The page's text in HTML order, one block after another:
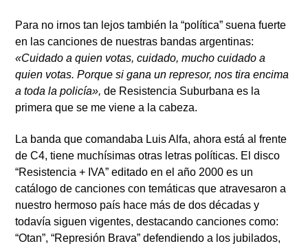
Para no irnos tan lejos también la “política” suena fuerte
en las canciones de nuestras bandas argentinas:
«Cuidado a quien votas, cuidado, mucho cuidado a
quien votas. Porque si gana un represor, nos tira encima
a toda la policía»,de Resistencia Suburbana es la
primera que se me viene a la cabeza.
La banda que comandaba Luis Alfa, ahora está al frente
de C4,tiene muchísimas otras letras políticas. El disco
“Resistencia + IVA” editado en el año 2000 es un
catálogo de canciones con temáticas que atravesaron a
nuestro hermoso país hace más de dos décadas y
todavía siguen vigentes, destacando canciones como:
“Otan”, “Represión Brava” defendiendo a los jubilados,